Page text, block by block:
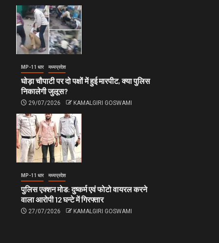
MP-11 धार मध्यप्रदेश
घोड़ा चौपाटी पर दो पक्षों में हुई मारपीट, क्या पुलिस
निकालेगी जुलूस?
29/07/2026 KAMALGIRI GOSWAMI
MP-11 धार मध्यप्रदेश
पुलिस एक्शन मोड: दुष्कर्म एवं फोटो वायरल करने
वाला आरोपी 12 घन्टे में गिरफ्तार
27/07/2026 KAMALGIRI GOSWAMI